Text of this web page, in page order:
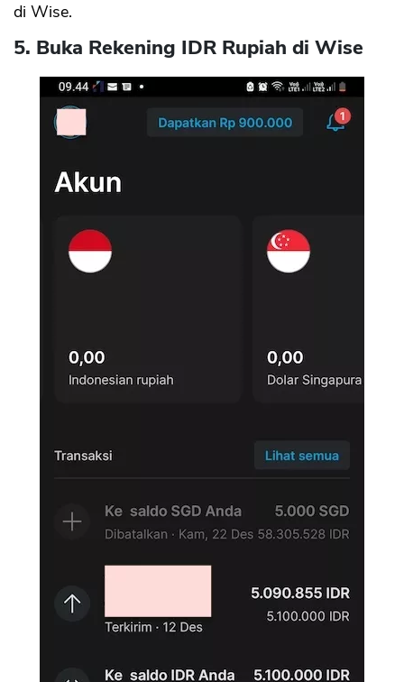
di Wise.
5. Buka Rekening IDR Rupiah di Wise